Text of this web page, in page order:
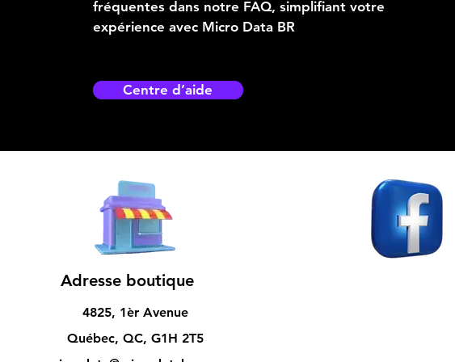
fréquentes dans notre FAQ, simplifiant votre
expérience avec Micro Data BR
Centre d’aide
Adresse boutique
4825, 1èr Avenue
Québec, QC, G1H 2T5